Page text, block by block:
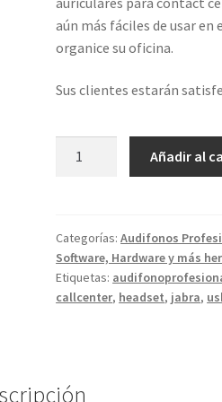
aún más fáciles de usar
organice su oficina.
Sus clientes estarán
-
USB
cantidad
Añadir al
Categorías:Audifonos
Software, Hardware y más
Etiquetas:
callcenter, headset, jabra,